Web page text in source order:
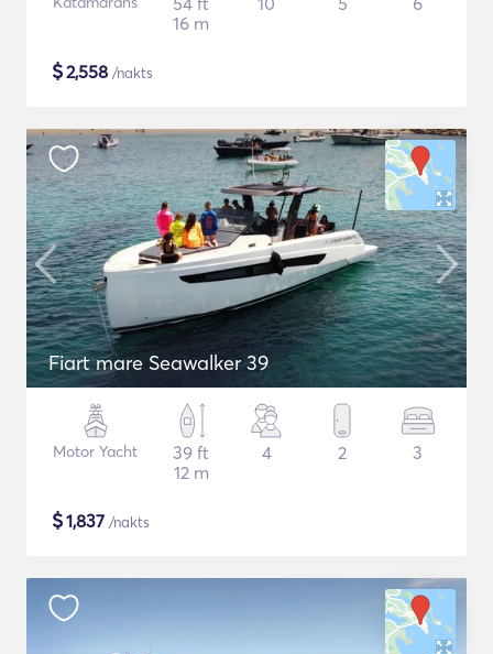
16 m
$2,558 /nakts
Fiart mare Seawalker 39
Motor Yacht
39 ft
12 m
4 2 3
$1,837 /nakts